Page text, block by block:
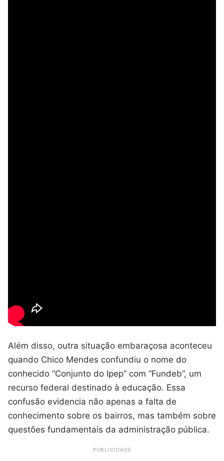
Além disso, outra situação embaraçosa aconteceu
quando Chico Mendes confundiu o nome do
conhecido “Conjunto do Ipep” com “Fundeb”, um
recurso federal destinado à educação. Essa
confusão evidencia não apenas a falta de
conhecimento sobre os bairros, mas também sobre
questões fundamentais da administração pública.
PUBLICIDADE